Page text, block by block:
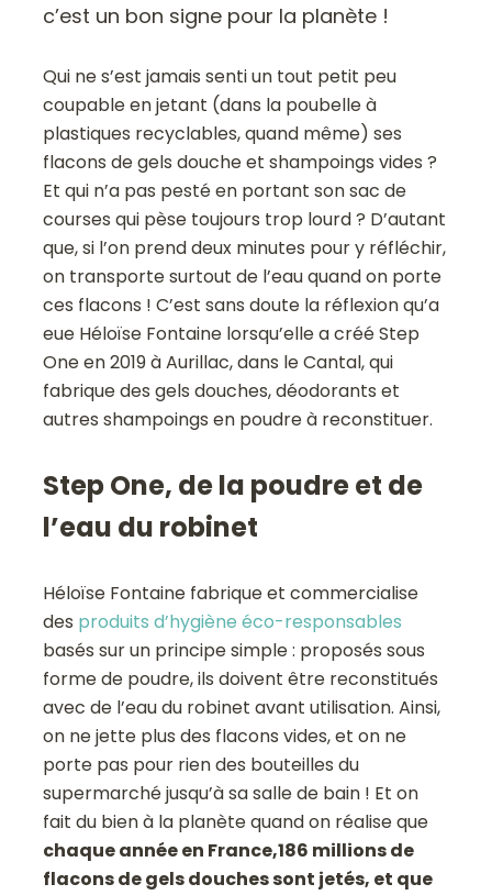
c’est un bon signe pour la planète !
Qui ne s’est jamais senti un tout petit peu
coupable en jetant (dans la poubelle à
plastiques recyclables, quand même) ses
flacons de gels douche et shampoings vides ?
Et qui n’a pas pesté en portant son sac de
courses qui pèse toujours trop lourd ? D’autant
que, si l’on prend deux minutes pour y réfléchir,
on transporte surtout de l’eau quand on porte
ces flacons ! C’est sans doute la réflexion qu’a
eue Héloïse Fontaine lorsqu’elle a créé Step
One en 2019 à Aurillac, dans le Cantal, qui
fabrique des gels douches, déodorants et
autres shampoings en poudre à reconstituer.
Step One, de la poudre et de
l’eau du robinet
Héloïse Fontaine fabrique et commercialise
des produits d’hygiène éco-responsables
basés sur un principe simple : proposés sous
forme de poudre, ils doivent être reconstitués
avec de l’eau du robinet avant utilisation. Ainsi,
on ne jette plus des flacons vides, et on ne
porte pas pour rien des bouteilles du
supermarché jusqu’à sa salle de bain ! Et on
fait du bien à la planète quand on réalise que
chaque année en France,186 millions de
flacons de gels douches sont jetés, et que